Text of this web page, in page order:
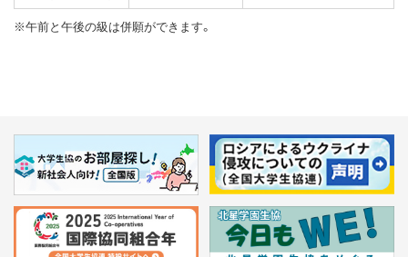
※午前と午後の級は併願ができます。